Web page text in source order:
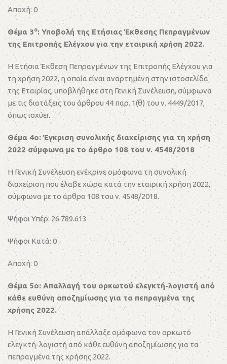
Αποχή: 0
Θέμα 3ο: Υποβολή της Ετήσιας Έκθεσης Πεπραγμένων
της Επιτροπής Ελέγχου για την εταιρική χρήση 2022.
Η Ετήσια Έκθεση Πεπραγμένων της Επιτροπής Ελέγχου για
τη χρήση 2022, η οποία είναι αναρτημένη στην ιστοσελίδα
της Εταιρίας, υποβλήθηκε στη Γενική Συνέλευση, σύμφωνα
με τις διατάξεις του άρθρου 44 παρ. 1(θ) του ν. 4449/2017,
όπως ισχύει.
Θέμα 4ο: Έγκριση συνολικής διαχείρισης για τη χρήση
2022 σύμφωνα με το άρθρο 108 του ν. 4548/2018
Η Γενική Συνέλευση ενέκρινε ομόφωνα τη συνολική
διαχείριση που έλαβε χώρα κατά την εταιρική χρήση 2022,
σύμφωνα με το άρθρο 108 του ν. 4548/2018.
Ψήφοι Υπέρ: 26.789.613
Ψήφοι Κατά: 0
Αποχή: 0
Θέμα 5ο: Απαλλαγή του ορκωτού ελεγκτή-λογιστή από
κάθε ευθύνη αποζημίωσης για τα πεπραγμένα της
χρήσης 2022.
Η Γενική Συνέλευση απάλλαξε ομόφωνα τον ορκωτό
ελεγκτή-λογιστή από κάθε ευθύνη αποζημίωσης για τα
πεπραγμένα της χρήσης 2022.